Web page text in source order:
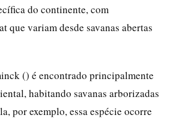
do continente, com
que variam desde savanas abertas
() é encontrado principalmente
habitando savanas arborizadas
por exemplo, essa espécie ocorre